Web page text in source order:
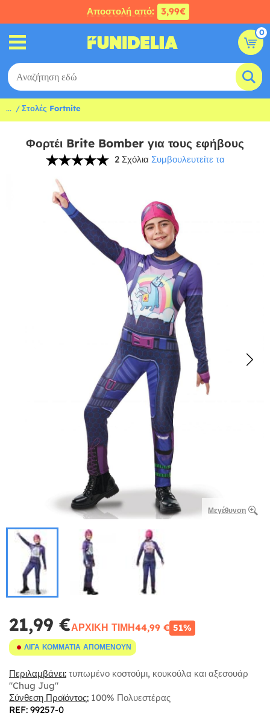
Αποστολή από: 3,99€
0
... Στολές Fortnite
Φορτέι Brite Bomber για τους εφήβους
2 Σχόλια Συμβουλευτείτε τα
Μεγέθυνση
21,99 €ΑΡΧΙΚΉ ΤΙΜΉ44,99 € 51%
ΛΊΓΑ ΚΟΜΜΆΤΙΑ ΑΠΟΜΈΝΟΥΝ
Περιλαμβάνει: τυπωμένο κοστούμι, κουκούλα και αξεσουάρ
"Chug Jug"
Σύνθεση Προϊόντος: 100% Πολυεστέρας
REF: 99257-0